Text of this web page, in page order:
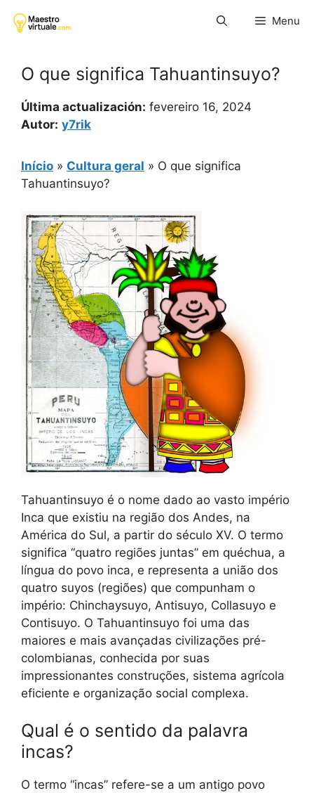
para
Menu
O que significa Tahuantinsuyo?
Última actualización: fevereiro 16, 2024
Autor: y7rik
Início » Cultura geral » O que significa
Tahuantinsuyo?
Tahuantinsuyo é o nome dado ao vasto império
Inca que existiu na região dos Andes, na
América do Sul, a partir do século XV. O termo
significa “quatro regiões juntas” em quéchua, a
língua do povo inca, e representa a união dos
quatro suyos (regiões) que compunham o
império: Chinchaysuyo, Antisuyo, Collasuyo e
Contisuyo. O Tahuantinsuyo foi uma das
maiores e mais avançadas civilizações pré-
colombianas, conhecida por suas
impressionantes construções, sistema agrícola
eficiente e organização social complexa.
Qual é o sentido da palavra
incas?
O termo “incas” refere-se a um antigo povo